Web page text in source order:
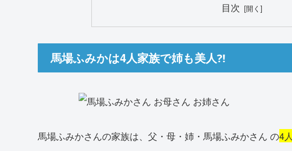
目次
馬場ふみかは4人家族で姉も美人⁈
馬場ふみかさんの家族は、父・母・姉・馬場ふみかさん の4